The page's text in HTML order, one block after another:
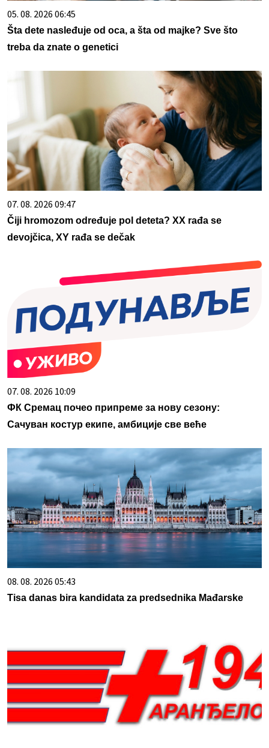
05. 08. 2026 06:45
Šta dete nasleđuje od oca, a šta od majke? Sve što
treba da znate o genetici
07. 08. 2026 09:47
Čiji hromozom određuje pol deteta? XX rađa se
devojčica, XY rađa se dečak
07. 08. 2026 10:09
ФК Сремац почео припреме за нову сезону:
Сачуван костур екипе, амбиције све веће
08. 08. 2026 05:43
Tisa danas bira kandidata za predsednika Mađarske